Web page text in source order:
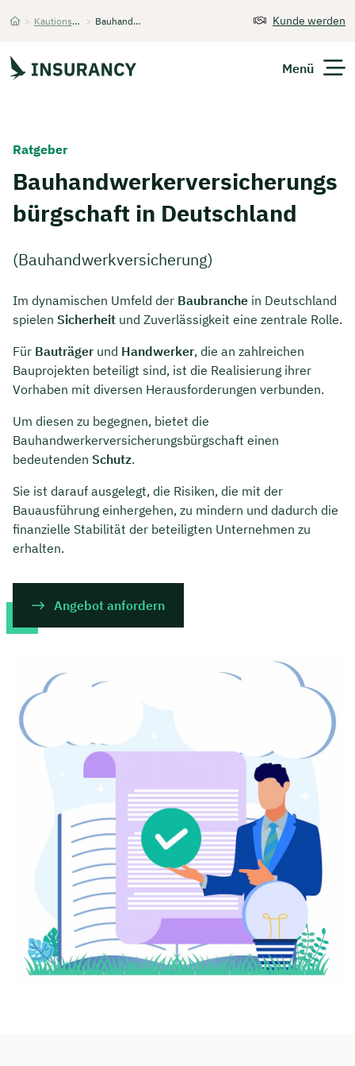
> Kautionsversicherung > Bauhandwerkversicherung Kunde werden
Menü
Finanzen
Expats
Kontakt
Ratgeber
Bauhandwerkerversicherungs
bürgschaft in Deutschland
(Bauhandwerkversicherung)
Im dynamischen Umfeld der Baubranche in Deutschland
spielen Sicherheit und Zuverlässigkeit eine zentrale Rolle.
Für Bauträger und Handwerker, die an zahlreichen
Bauprojekten beteiligt sind, ist die Realisierung ihrer
Vorhaben mit diversen Herausforderungen verbunden.
Um diesen zu begegnen, bietet die
Bauhandwerkerversicherungsbürgschaft einen
bedeutenden Schutz.
Sie ist darauf ausgelegt, die Risiken, die mit der
Bauausführung einhergehen, zu mindern und dadurch die
finanzielle Stabilität der beteiligten Unternehmen zu
erhalten.
Angebot anfordern